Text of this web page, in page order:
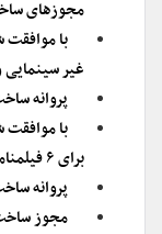
مجوزهای
با
غیر
پروانه ساخت
با
برای ۶ فیلمنامه صادر شد
پروانه
مجوز ساخت